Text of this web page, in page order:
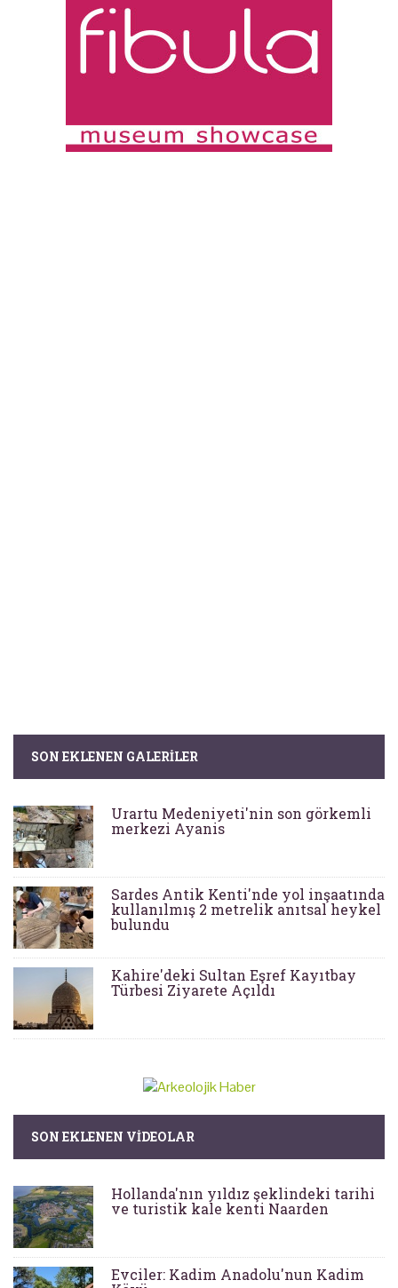
SON EKLENEN GALERILER
Urartu Medeniyeti'nin son görkemli
merkezi Ayanis
Sardes Antik Kenti'nde yol inşaatında
kullanılmış 2 metrelik anıtsal heykel
bulundu
Kahire'deki Sultan Eşref Kayıtbay
Türbesi Ziyarete Açıldı
SON EKLENEN VIDEOLAR
Hollanda'nın yıldız şeklindeki tarihi
ve turistik kale kenti Naarden
Evciler: Kadim Anadolu'nun Kadim